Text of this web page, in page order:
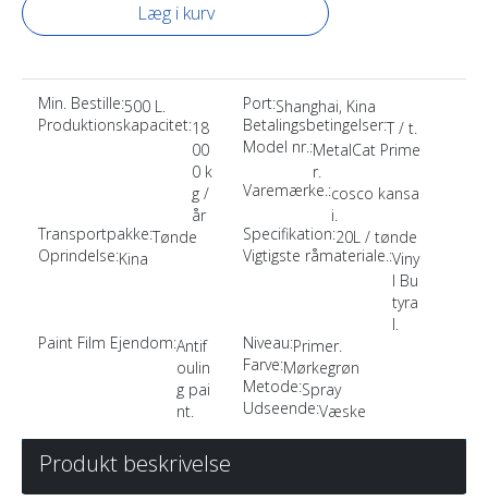
Læg i kurv
Min. Bestille:500 L. Port:Shanghai, Kina
Produktionskapacitet:18
00
0 k
g /
år
Betalingsbetingelser:T / t.
Model nr.:MetalCat Prime
r.
Varemærke.:cosco kansa
i.
Transportpakke:Tønde Specifikation:20L / tønde
Oprindelse:Kina Vigtigste råmateriale.:Viny
l Bu
tyra
l.
Paint Film Ejendom:Antif
oulin
g pai
nt.
Niveau:Primer.
Farve:Mørkegrøn
Metode:Spray
Udseende:Væske
Produkt beskrivelse